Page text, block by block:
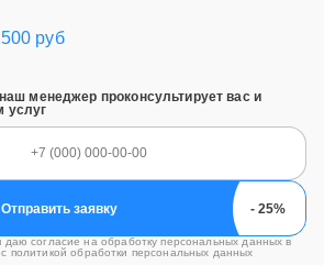
руб
менеджер проконсультирует вас и
услуг
Отправить заявку
даю согласие на обработку персональных данных в
политикой обработки персональных данных